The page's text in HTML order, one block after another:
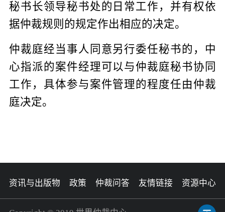
秘书长领导秘书处的日常工作，并有权依
据仲裁规则的规定作出相应的决定。
仲裁庭经当事人同意另行委任秘书的，中
心指派的案件经理可以与仲裁庭秘书协同
工作，具体参与案件管理的程度任由仲裁
庭决定。
资讯与出版物 政策 仲裁问答 友情链接 资源中心